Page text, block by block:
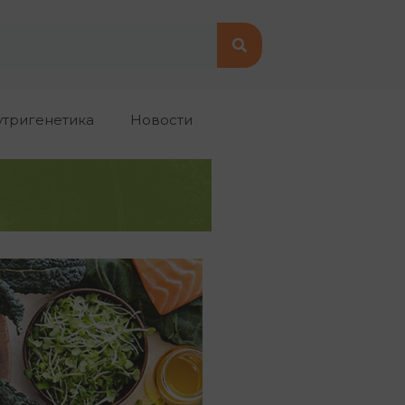
Новости